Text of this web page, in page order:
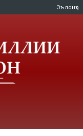
Эълонҳо